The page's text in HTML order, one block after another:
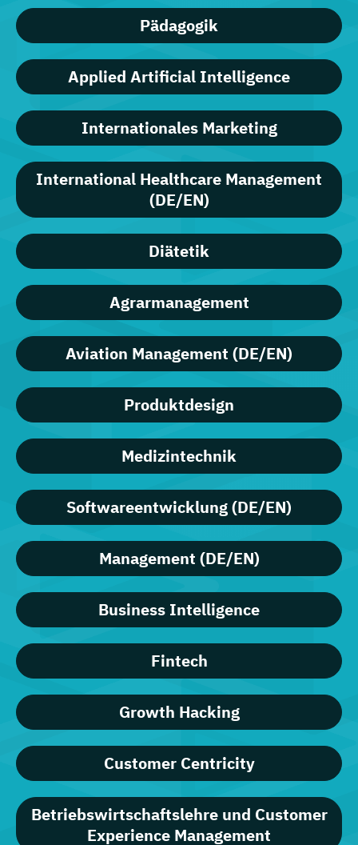
Pädagogik
Applied Artificial Intelligence
Internationales Marketing
International Healthcare Management
(DE/EN)
Diätetik
Agrarmanagement
Aviation Management (DE/EN)
Produktdesign
Medizintechnik
Softwareentwicklung (DE/EN)
Management (DE/EN)
Business Intelligence
Fintech
Growth Hacking
Customer Centricity
Betriebswirtschaftslehre und Customer
Experience Management